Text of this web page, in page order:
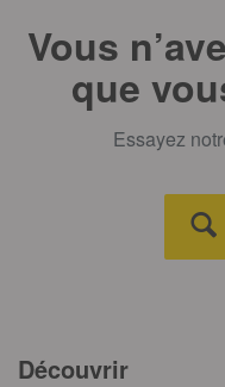
Vous
que
Essayez
Découvrir